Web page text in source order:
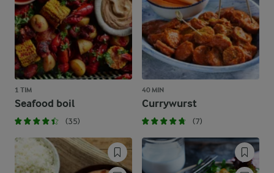
1 TIM
Seafood boil
(35)
40 MIN
Currywurst
(7)